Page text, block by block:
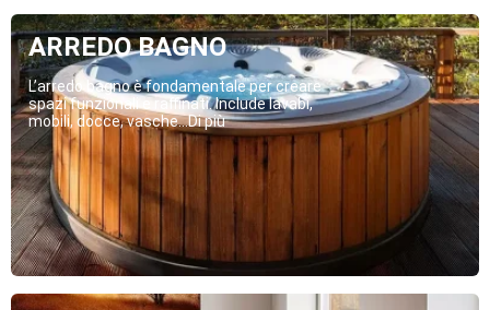
ARREDO BAGNO
L’arredo bagno è fondamentale per creare
spazi funzionali e raffinati. Include lavabi,
mobili, docce, vasche...Di più